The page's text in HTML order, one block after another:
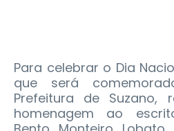
Para celebrar o Dia
que será
Prefeitura de Suzano,
homenagem ao